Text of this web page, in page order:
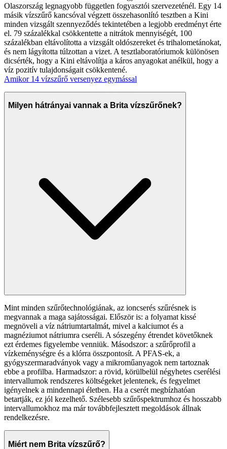
Olaszország legnagyobb független fogyasztói szervezeténél. Egy 14
másik vízszűrő kancsóval végzett összehasonlító tesztben a Kini
minden vizsgált szennyeződés tekintetében a legjobb eredményt érte
el. 79 százalékkal csökkentette a nitrátok mennyiségét, 100
százalékban eltávolította a vizsgált oldószereket és trihalometánokat,
és nem lágyította túlzottan a vizet. A tesztlaboratóriumok különösen
dicsérték, hogy a Kini eltávolítja a káros anyagokat anélkül, hogy a
víz pozitív tulajdonságait csökkentené.
Amikor 14 vízszűrő versenyez egymással
Milyen hátrányai vannak a Brita vízszűrőnek?
Mint minden szűrőtechnológiának, az ioncserés szűrésnek is
megvannak a maga sajátosságai. Először is: a folyamat kissé
megnöveli a víz nátriumtartalmát, mivel a kalciumot és a
magnéziumot nátriumra cseréli. A sószegény étrendet követőknek
ezt érdemes figyelembe venniük. Másodszor: a szűrőprofil a
vízkeménységre és a klórra összpontosít. A PFAS-ek, a
gyógyszermaradványok vagy a mikroműanyagok nem tartoznak
ebbe a profilba. Harmadszor: a rövid, körülbelül négyhetes cserélési
intervallumok rendszeres költségeket jelentenek, és fegyelmet
igényelnek a mindennapi életben. Ha a cserét megbízhatóan
betartják, ez jól kezelhető. Szélesebb szűrőspektrumhoz és hosszabb
intervallumokhoz ma már továbbfejlesztett megoldások állnak
rendelkezésre.
Miért nem Brita vízszűrő?